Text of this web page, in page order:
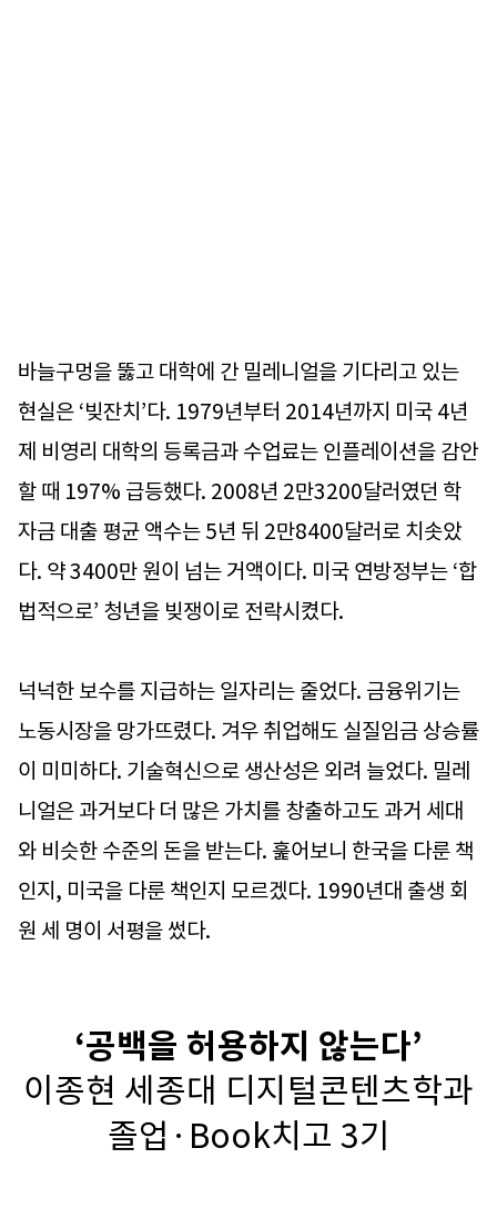
바늘구멍을 뚫고 대학에 간 밀레니얼을 기다리고 있는
현실은 ‘빚잔치’다. 1979년부터 2014년까지 미국 4년
제 비영리 대학의 등록금과 수업료는 인플레이션을 감안
할 때 197% 급등했다. 2008년 2만3200달러였던 학
자금 대출 평균 액수는 5년 뒤 2만8400달러로 치솟았
다. 약 3400만 원이 넘는 거액이다. 미국 연방정부는 ‘합
법적으로’ 청년을 빚쟁이로 전락시켰다.
넉넉한 보수를 지급하는 일자리는 줄었다. 금융위기는
노동시장을 망가뜨렸다. 겨우 취업해도 실질임금 상승률
이 미미하다. 기술혁신으로 생산성은 외려 늘었다. 밀레
니얼은 과거보다 더 많은 가치를 창출하고도 과거 세대
와 비슷한 수준의 돈을 받는다. 훑어보니 한국을 다룬 책
인지, 미국을 다룬 책인지 모르겠다. 1990년대 출생 회
원 세 명이 서평을 썼다.
‘공백을 허용하지 않는다’
이종현 세종대 디지털콘텐츠학과
졸업·Book치고 3기